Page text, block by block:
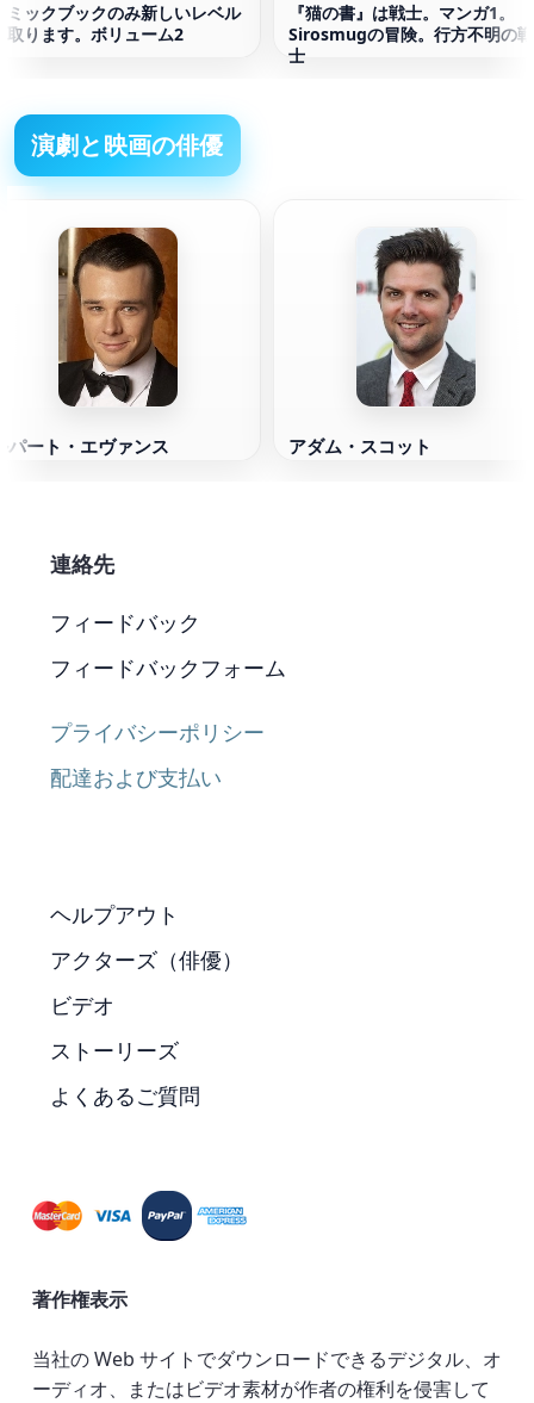
ミックブックのみ新しいレベル
取ります。ボリューム2
『猫の書』は戦士。マンガ1。
Sirosmugの冒険。行方不明の戦
士
演劇と映画の俳優
パート・エヴァンス アダム・スコット
連絡先
フィードバック
フィードバックフォーム
プライバシーポリシー
配達および支払い
ヘルプアウト
アクターズ（俳優）
ビデオ
ストーリーズ
よくあるご質問
著作権表示
当社の Web サイトでダウンロードできるデジタル、オ
ーディオ、またはビデオ素材が作者の権利を侵害して